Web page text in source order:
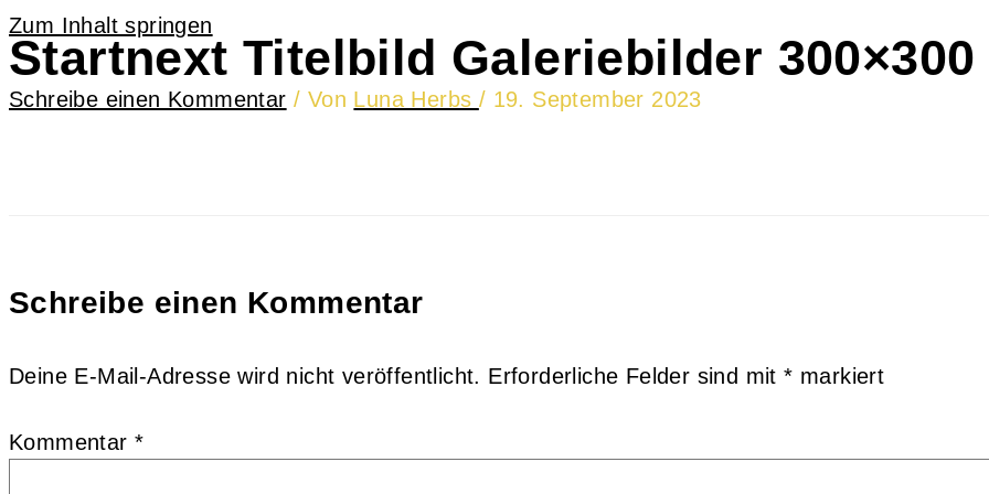
Zum Inhalt springen
Startnext Titelbild Galeriebilder 300×300
Schreibe einen Kommentar / Von Luna Herbs / 19. September 2023
Schreibe einen Kommentar
Deine E-Mail-Adresse wird nicht veröffentlicht. Erforderliche Felder sind mit* markiert
Kommentar*